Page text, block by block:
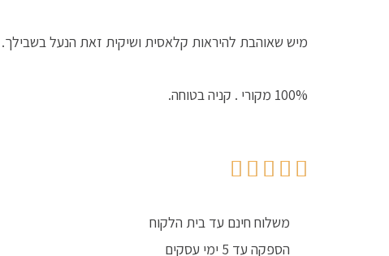
מיש שאוהבת להיראות קלאסית ושיקית זאת הנעל בשבילך.
100% מקורי . קניה בטוחה.
משלוח חינם עד בית הלקוח
הספקה עד 5 ימי עסקים